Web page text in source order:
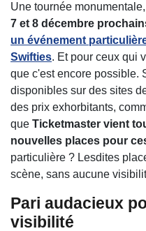
Une tournée monumentale,
7 et 8 décembre
un événement
Swifties. Et pour ceux qui
que c'est encore possible.
disponibles sur des sites
des prix exhorbitants,
que Ticketmaster vient
nouvelles places pour
particulière ? Lesdites
scène, sans aucune
Pari audacieux
visibilité